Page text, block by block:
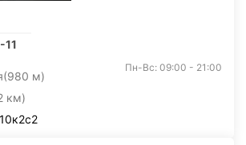
11
(980 м)
км)
Пн-Вс: 09:00 - 21:00